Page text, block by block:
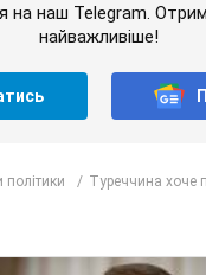
на наш Telegram.
найважливіше!
політики Туреччина хоче